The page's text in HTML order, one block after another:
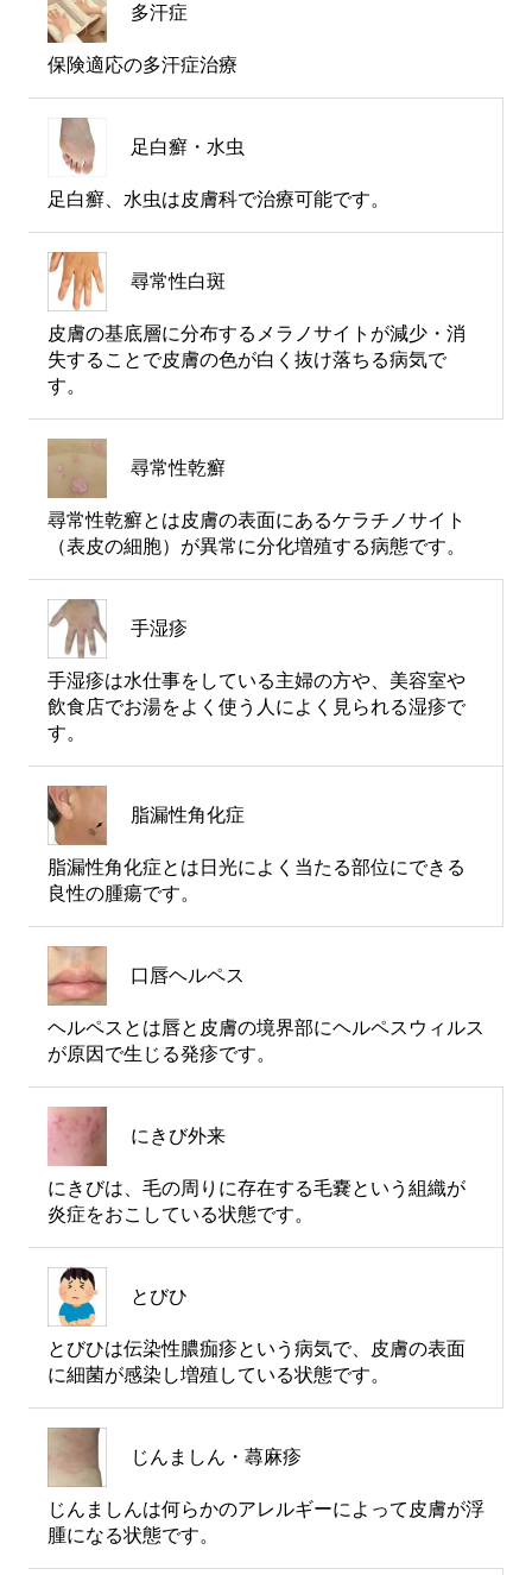
多汗症
保険適応の多汗症治療
足白癬・水虫
足白癬、水虫は皮膚科で治療可能です。
尋常性白斑
皮膚の基底層に分布するメラノサイトが減少・消
失することで皮膚の色が白く抜け落ちる病気で
す。
尋常性乾癬
尋常性乾癬とは皮膚の表面にあるケラチノサイト
（表皮の細胞）が異常に分化増殖する病態です。
手湿疹
手湿疹は水仕事をしている主婦の方や、美容室や
飲食店でお湯をよく使う人によく見られる湿疹で
す。
脂漏性角化症
脂漏性角化症とは日光によく当たる部位にできる
良性の腫瘍です。
口唇ヘルペス
ヘルペスとは唇と皮膚の境界部にヘルペスウィルス
が原因で生じる発疹です。
にきび外来
にきびは、毛の周りに存在する毛嚢という組織が
炎症をおこしている状態です。
とびひ
とびひは伝染性膿痂疹という病気で、皮膚の表面
に細菌が感染し増殖している状態です。
じんましん・蕁麻疹
じんましんは何らかのアレルギーによって皮膚が浮
腫になる状態です。